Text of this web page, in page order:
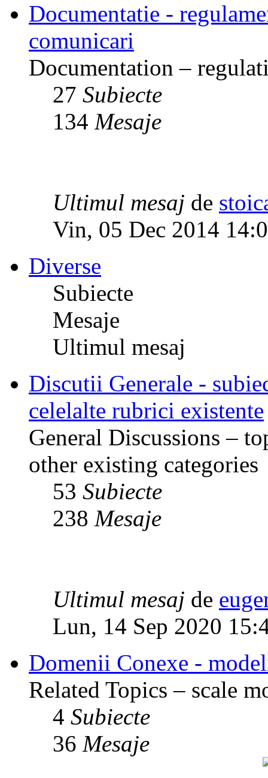
Documentatie -
comunicari
Documentation –
27 Subiecte
134 Mesaje
Ultimul mesaj de
Vin, 05 Dec 2014
Diverse
Subiecte
Mesaje
Ultimul mesaj
Discutii Generale -
celelalte rubrici existente
General Discussions –
other existing categories
53 Subiecte
238 Mesaje
Ultimul mesaj de
Lun, 14 Sep 2020
Domenii Conexe -
Related Topics – scale
4 Subiecte
36 Mesaje